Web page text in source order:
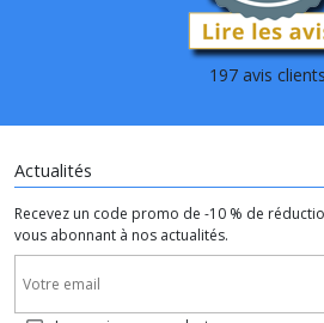
197 avis clients
Actualités
Recevez un code promo de -10 % de
vous abonnant à nos actualités.